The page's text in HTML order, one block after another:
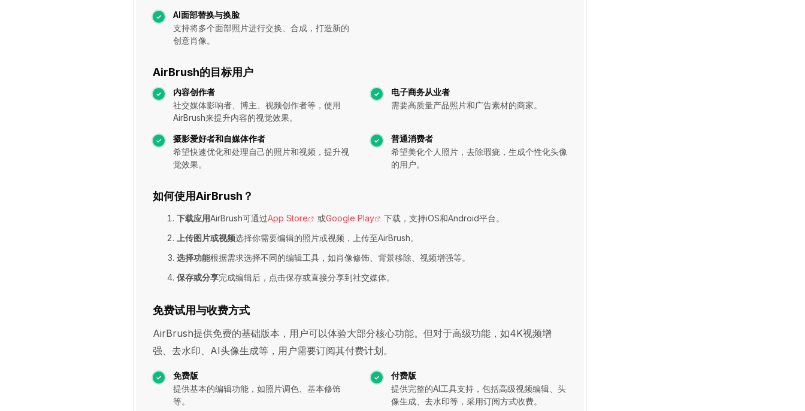
AI面部替换与换脸
支持将多个面部照片进行交换、合成，打造新的
创意肖像。
AirBrush的目标用户
内容创作者
社交媒体影响者、博主、视频创作者等，使用
AirBrush来提升内容的视觉效果。
电子商务从业者
需要高质量产品照片和广告素材的商家。
摄影爱好者和自媒体作者
希望快速优化和处理自己的照片和视频，提升视
觉效果。
普通消费者
希望美化个人照片，去除瑕疵，生成个性化头像
的用户。
如何使用AirBrush？
下载应用AirBrush可通过App Store 或Google Play
下载，支持iOS和Android平台。
上传图片或视频选择你需要编辑的照片或视频，上传至AirBrush。
选择功能根据需求选择不同的编辑工具，如肖像修饰、背景移除、视频增强等。
保存或分享完成编辑后，点击保存或直接分享到社交媒体。
免费试用与收费方式
AirBrush提供免费的基础版本，用户可以体验大部分核心功能。但对于高级功能，如4K视频增
强、去水印、AI头像生成等，用户需要订阅其付费计划。
免费版
提供基本的编辑功能，如照片调色、基本修饰
等。
付费版
提供完整的AI工具支持，包括高级视频编辑、头
像生成、去水印等，采用订阅方式收费。